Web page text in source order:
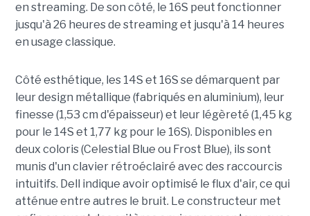
en streaming. De son côté, le 16S peut fonctionner
jusqu'à 26 heures de streaming et jusqu'à 14 heures
en usage classique.
Côté esthétique, les 14S et 16S se démarquent par
leur design métallique (fabriqués en aluminium), leur
finesse (1,53 cm d'épaisseur) et leur légèreté (1,45 kg
pour le 14S et 1,77 kg pour le 16S). Disponibles en
deux coloris (Celestial Blue ou Frost Blue), ils sont
munis d'un clavier rétroéclairé avec des raccourcis
intuitifs. Dell indique avoir optimisé le flux d'air, ce qui
atténue entre autres le bruit. Le constructeur met